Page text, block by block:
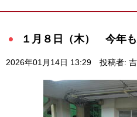
１月８日（木） 今年
2026年01月14日 13:29 投稿者: